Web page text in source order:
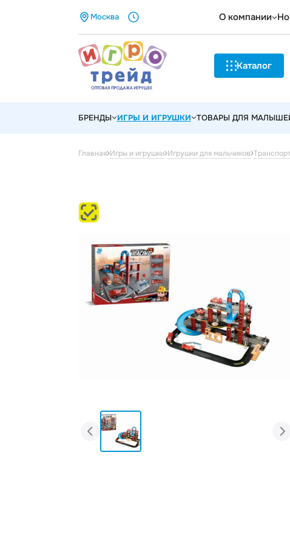
Москва О компании
Каталог
БРЕНДЫ ИГРЫ И ИГРУШКИ ТОВАРЫ ДЛЯ
Главная Игры и игрушки Игрушки для мальчиков